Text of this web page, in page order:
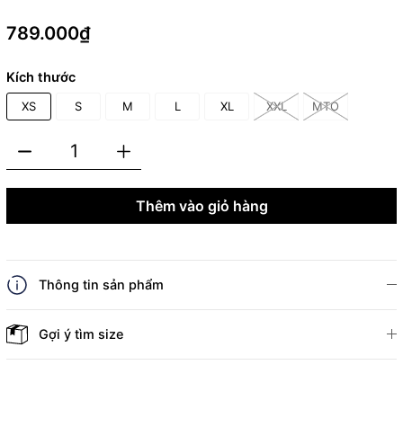
789.000₫
Kích thước
XS S M L XL XXL MTO
Thêm vào giỏ hàng
Thông tin sản phẩm
Gợi ý tìm size